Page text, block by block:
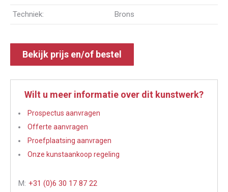
Techniek: Brons
Bekijk prijs en/of bestel
Wilt u meer informatie over dit kunstwerk?
Prospectus aanvragen
Offerte aanvragen
Proefplaatsing aanvragen
Onze kunstaankoop regeling
M: +31 (0)6 30 17 87 22